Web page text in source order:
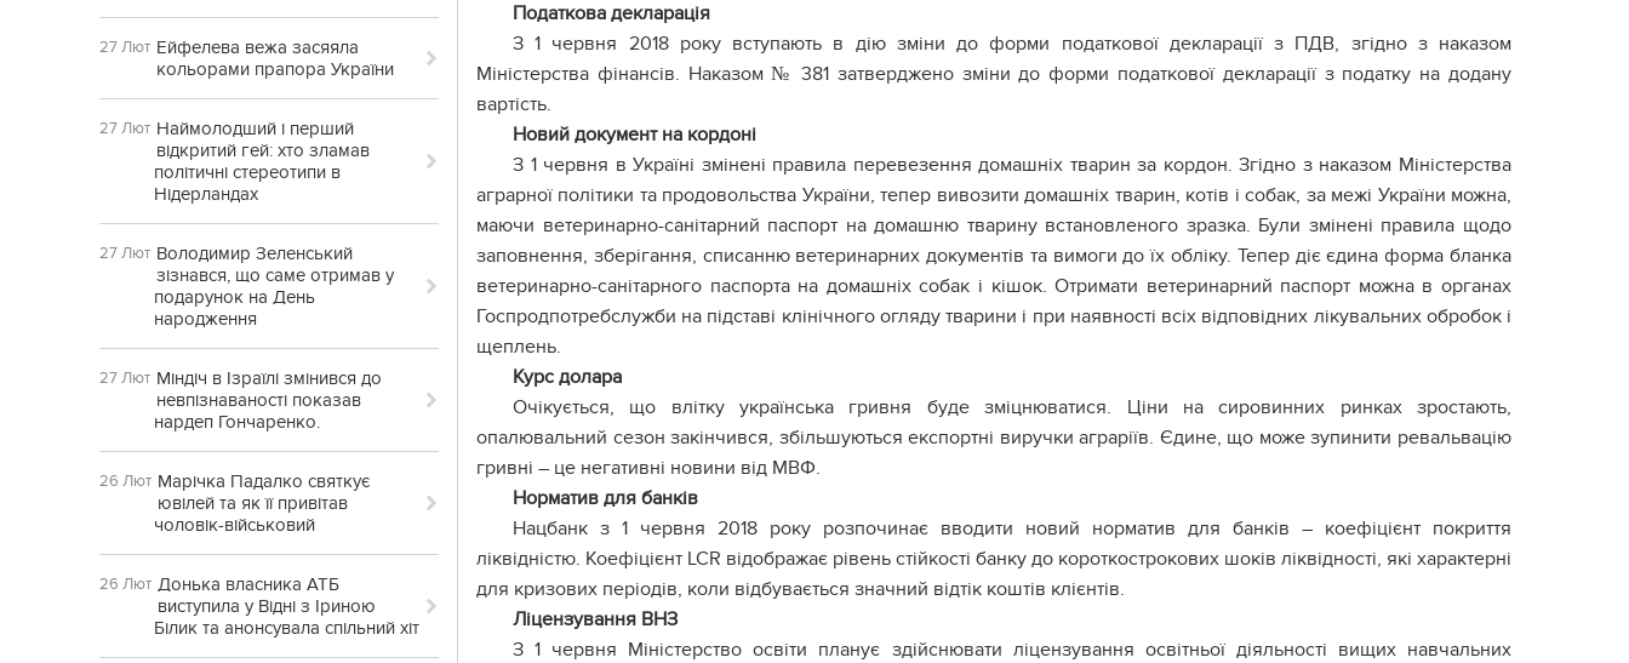
27 Лют Ейфелева вежа засяяла
кольорами прапора України
27 Лют Наймолодший і перший
відкритий гей: хто зламав
політичні стереотипи в
Нідерландах
27 Лют Володимир Зеленський
зізнався, що саме отримав у
подарунок на День
народження
27 Лют Міндіч в Ізраїлі змінився до
невпізнаваності показав
нардеп Гончаренко.
26 Лют Марічка Падалко святкує
ювілей та як її привітав
чоловік-військовий
26 Лют Донька власника АТБ
виступила у Відні з Іриною
Білик та анонсувала спільний хіт
Податкова декларація
З 1 червня 2018 року вступають в дію зміни до форми податкової декларації з ПДВ, згідно з наказом
Міністерства фінансів. Наказом № 381 затверджено зміни до форми податкової декларації з податку на додану
вартість.
Новий документ на кордоні
З 1 червня в Україні змінені правила перевезення домашніх тварин за кордон. Згідно з наказом Міністерства
аграрної політики та продовольства України, тепер вивозити домашніх тварин, котів і собак, за межі України можна,
маючи ветеринарно-санітарний паспорт на домашню тварину встановленого зразка. Були змінені правила щодо
заповнення, зберігання, списанню ветеринарних документів та вимоги до їх обліку. Тепер діє єдина форма бланка
ветеринарно-санітарного паспорта на домашніх собак і кішок. Отримати ветеринарний паспорт можна в органах
Госпродпотребслужби на підставі клінічного огляду тварини і при наявності всіх відповідних лікувальних обробок і
щеплень.
Курс долара
Очікується, що влітку українська гривня буде зміцнюватися. Ціни на сировинних ринках зростають,
опалювальний сезон закінчився, збільшуються експортні виручки аграріїв. Єдине, що може зупинити ревальвацію
гривні – це негативні новини від МВФ.
Норматив для банків
Нацбанк з 1 червня 2018 року розпочинає вводити новий норматив для банків – коефіцієнт покриття
ліквідністю. Коефіцієнт LCR відображає рівень стійкості банку до короткострокових шоків ліквідності, які характерні
для кризових періодів, коли відбувається значний відтік коштів клієнтів.
Ліцензування ВНЗ
З 1 червня Міністерство освіти планує здійснювати ліцензування освітньої діяльності вищих навчальних